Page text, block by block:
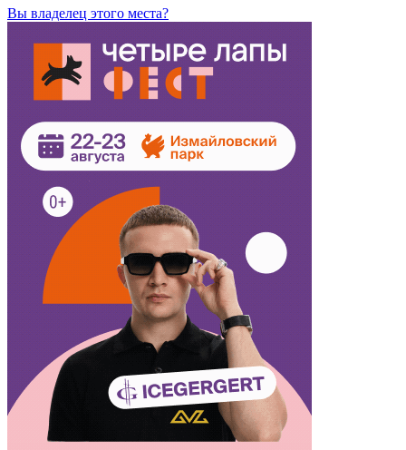
Вы владелец этого места?